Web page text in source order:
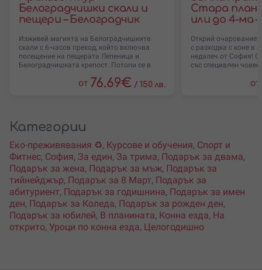
Белоградчишки скали и
пещери – Белоградчик
Изживей магията на Белоградчишките
скали с 6-часов преход, който включва
посещение на пещерата Лепеница и
Белоградчишката крепост. Потопи се в
от 76.69€ / 150 лв.
Стара
или до 4-ма
Открий
с разходка с коне в
недалеч от София!
със специален
от
Категории
Еко-преживявания ♻️, Курсове и обучения, Спорт и
Фитнес, София, За един, За трима, Подарък за двама,
Подарък за жена, Подарък за мъж, Подарък за
тийнейджър, Подарък за 8 Март, Подарък за
абитуриент, Подарък за годишнина, Подарък за имен
ден, Подарък за Коледа, Подарък за рожден ден,
Подарък за юбилей, В планината, Конна езда, На
открито, Уроци по конна езда, Целогодишно